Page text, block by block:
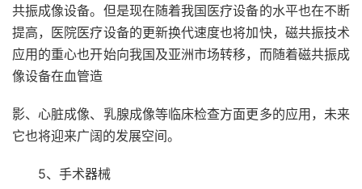
共振成像设备。但是现在随着我国医疗设备的水平也在不断
提高，医院医疗设备的更新换代速度也将加快，磁共振技术
应用的重心也开始向我国及亚洲市场转移，而随着磁共振成
像设备在血管造
影、心脏成像、乳腺成像等临床检查方面更多的应用，未来
它也将迎来广阔的发展空间。
5、手术器械